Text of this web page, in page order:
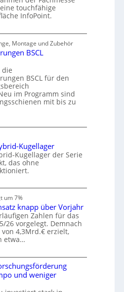
touchfähige
InfoPoint.
Montage und Zubehör
BSCL
die
BSCL für den
im Programm sind
mit bis zu
Kugellager
Kugellager der Serie
das ohne
um 7%
knapp über Vorjahr
Zahlen für das
26 vorgelegt. Demnach
4,3Mrd.€ erzielt,
etwa…
und weniger